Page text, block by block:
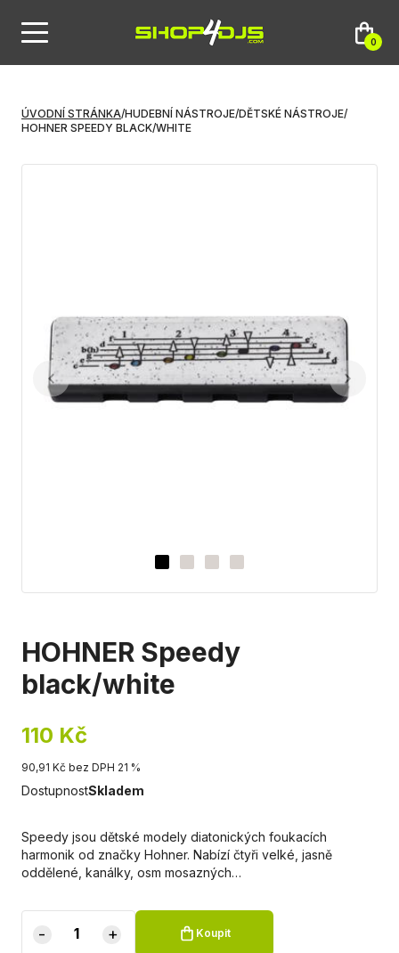
0
ÚVODNÍ STRÁNKA/HUDEBNÍ NÁSTROJE/DĚTSKÉ NÁSTROJE/
HOHNER SPEEDY BLACK/WHITE
HOHNER Speedy
black/white
110 Kč
90,91 Kč bez DPH 21 %
DostupnostSkladem
Speedy jsou dětské modely diatonických foukacích
harmonik od značky Hohner. Nabízí čtyři velké, jasně
oddělené, kanálky, osm mosazných…
- + Koupit